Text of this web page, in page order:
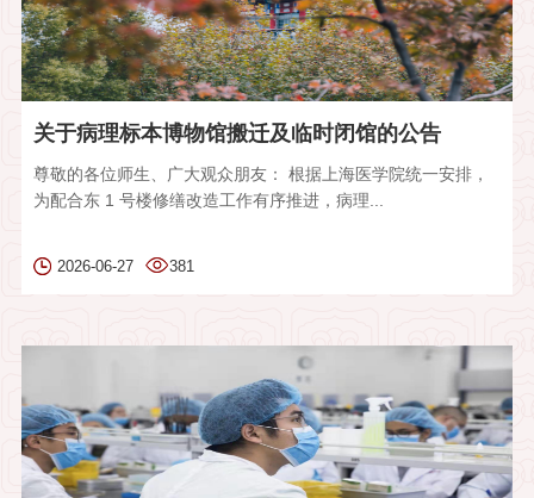
关于病理标本博物馆搬迁及临时闭馆的公告
尊敬的各位师生、广大观众朋友： 根据上海医学院统一安排，
为配合东 1 号楼修缮改造工作有序推进，病理...
2026-06-27 381